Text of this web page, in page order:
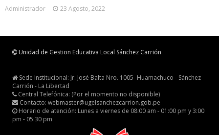
Administrador 23 Agosto, 2022
Unidad de Gestion Educativa Local Sánchez Carrión
Sede Institucional: Jr. José Balta Nro. 1005- Huamachuco - Sánchez
Carrión - La Libertad
Central Telefónica: (Por el momento no disponible)
Contacto: webmaster@ugelsanchezcarrion.gob.pe
Horario de atención: Lunes a viernes de 08:00 am - 01:00 pm y 3:00
pm - 05:30 pm